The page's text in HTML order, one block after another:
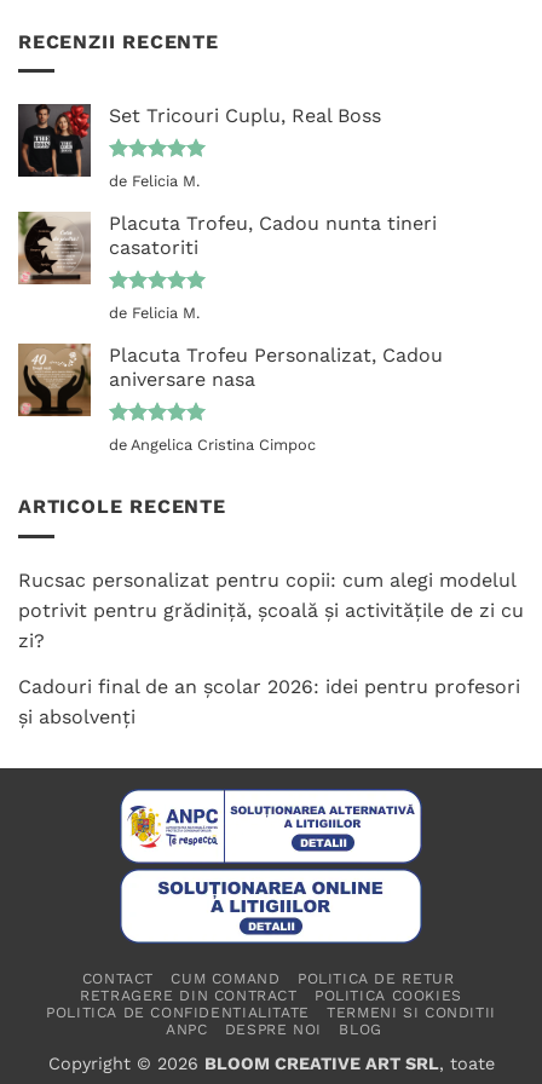
RECENZII RECENTE
Set Tricouri Cuplu, Real Boss
Evaluat la
de Felicia M.
Placuta Trofeu, Cadou nunta tineri
casatoriti
Evaluat la
de Felicia M.
Placuta Trofeu Personalizat, Cadou
aniversare nasa
Evaluat la
din 5
de Angelica Cristina Cimpoc
ARTICOLE RECENTE
Rucsac personalizat pentru copii: cum alegi modelul
potrivit pentru grădiniță, școală și activitățile de zi cu
zi?
Cadouri final de an școlar 2026: idei pentru profesori
și absolvenți
CONTACT CUM COMAND
POLITICA DE RETUR
RETRAGERE DIN CONTRACT
POLITICA COOKIES
POLITICA DE CONFIDENTIALITATE
TERMENI SI CONDITII
ANPC
DESPRE NOI BLOG
Copyright © 2026 BLOOM CREATIVE ART SRL, toate